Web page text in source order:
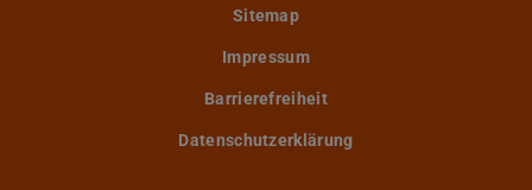
Sitemap
Impressum
Barrierefreiheit
Datenschutzerklärung